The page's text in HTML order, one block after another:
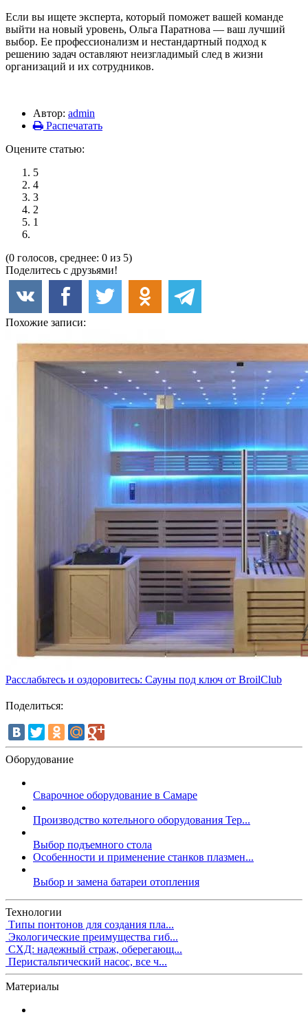
Если вы ищете эксперта, который поможет вашей команде
выйти на новый уровень, Ольга Паратнова — ваш лучший
выбор. Ее профессионализм и нестандартный подход к
решению задач оставляют неизгладимый след в жизни
организаций и их сотрудников.
Автор: admin
Распечатать
Оцените статью:
5
4
3
2
1
(0 голосов, среднее: 0 из 5)
Поделитесь с друзьями!
Похожие записи:
Расслабьтесь и оздоровитесь: Сауны под ключ от BroilClub
Поделиться:
Оборудование
Сварочное оборудование в Самаре
Производство котельного оборудования Тер...
Выбор подъемного стола
Особенности и применение станков плазмен...
Выбор и замена батареи отопления
Технологии
Типы понтонов для создания пла...
Экологические преимущества гиб...
СХД: надежный страж, оберегающ...
Перистальтический насос, все ч...
Материалы